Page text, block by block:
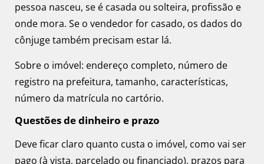
pessoa nasceu, se é casada ou solteira, profissão e
onde mora. Se o vendedor for casado, os dados do
cônjuge também precisam estar lá.
Sobre o imóvel: endereço completo, número de
registro na prefeitura, tamanho, características,
número da matrícula no cartório.
Questões de dinheiro e prazo
Deve ficar claro quanto custa o imóvel, como vai ser
pago (à vista, parcelado ou financiado), prazos para